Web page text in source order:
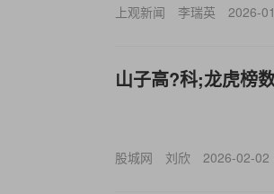
上观新闻 李瑞英 2026-
山子高?科;龙虎榜
股城网 刘欣 2026-02-02